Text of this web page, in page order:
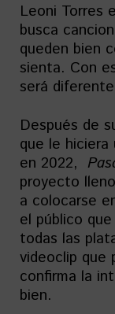
Leoni Torres
busca
queden bien
sienta. Con
será
Después de
que le
en 2022,
proyecto
a colocarse
el público
todas las
videoclip que
confirma la
bien.